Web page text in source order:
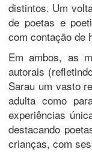
distintos. Um
de poetas e
com contação de
Em ambos, as
autorais
Sarau um vasto
adulta como
experiências
destacando
crianças, com